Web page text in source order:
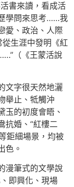
書來讀，看成活
學問來思考……我
愛、政治、人際
生涯中發明《紅
（《王蒙活說
文字很天然地灑
舉止、牴觸沖
玉的初度會晤、
抗婚、“紅樓二
鉅細場景，均被
色。
漫筆式的文學說
即興化、現場